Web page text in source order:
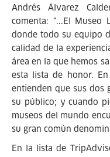
Andrés Álvarez
comenta: “...El Museo
donde todo su equipo
calidad de la
área en la que hemos
esta lista de honor.
entienden que sus dos
su público; y cuando
museos del mundo
su gran común
En la lista de